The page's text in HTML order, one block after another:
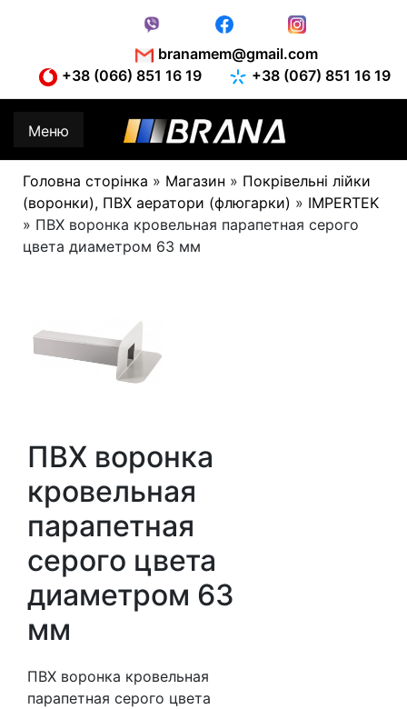
+38 (066) 851 16 19
+38 (067) 851 16 19
branamem@gmail.com
Меню
Головна сторінка » Магазин » Покрівельні лійки
(воронки), ПВХ аератори (флюгарки) » IMPERTEK
» ПВХ воронка кровельная парапетная серого
цвета диаметром 63 мм
ПВХ воронка
кровельная
парапетная
серого цвета
диаметром 63
мм
ПВХ воронка кровельная
парапетная серого цвета